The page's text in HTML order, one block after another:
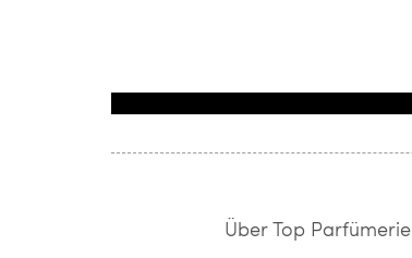
Über Top Parfümerie